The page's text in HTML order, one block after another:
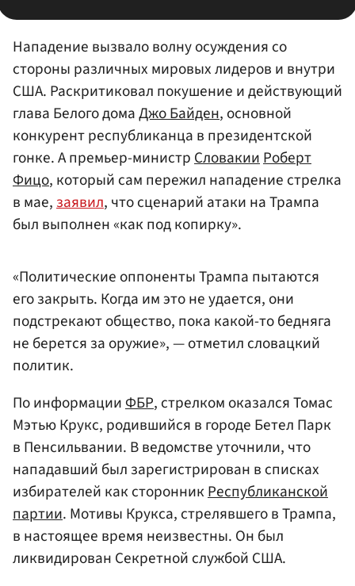
Нападение вызвало волну осуждения со
стороны различных мировых лидеров и внутри
США. Раскритиковал покушение и действующий
глава Белого домаДжо Байден, основной
конкурент республиканца в президентской
гонке. А премьер-министр Словакии Роберт
Фицо, который сам пережил нападение стрелка
в мае, заявил, что сценарий атаки на Трампа
был выполнен «как под копирку».
«Политические оппоненты Трампа пытаются
его закрыть. Когда им это не удается, они
подстрекают общество, пока какой-то бедняга
не берется за оружие», — отметил словацкий
политик.
По информацииФБР, стрелком оказался Томас
Мэтью Крукс, родившийся в городе Бетел Парк
в Пенсильвании. В ведомстве уточнили, что
нападавший был зарегистрирован в списках
избирателей как сторонникРеспубликанской
партии. Мотивы Крукса, стрелявшего в Трампа,
в настоящее время неизвестны. Он был
ликвидирован Секретной службой США.